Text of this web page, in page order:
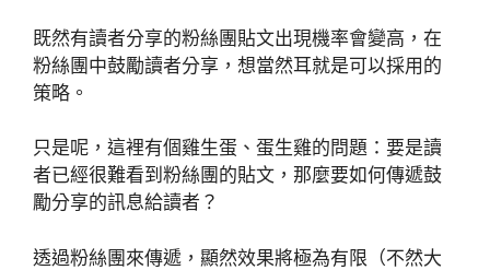
既然有讀者分享的粉絲團貼文出現機率會變高，在
粉絲團中鼓勵讀者分享，想當然耳就是可以採用的
策略。
只是呢，這裡有個雞生蛋、蛋生雞的問題：要是讀
者已經很難看到粉絲團的貼文，那麼要如何傳遞鼓
勵分享的訊息給讀者？
透過粉絲團來傳遞，顯然效果將極為有限（不然大